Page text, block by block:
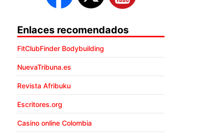
Enlaces recomendados
FitClubFinder Bodybuilding
NuevaTribuna.es
Revista Afribuku
Escritores.org
Casino online Colombia